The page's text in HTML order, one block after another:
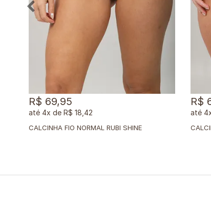
CALCINHA FIO NORMAL RUBI SHINE
R$ 69,95
4x de R$ 18,42
R$